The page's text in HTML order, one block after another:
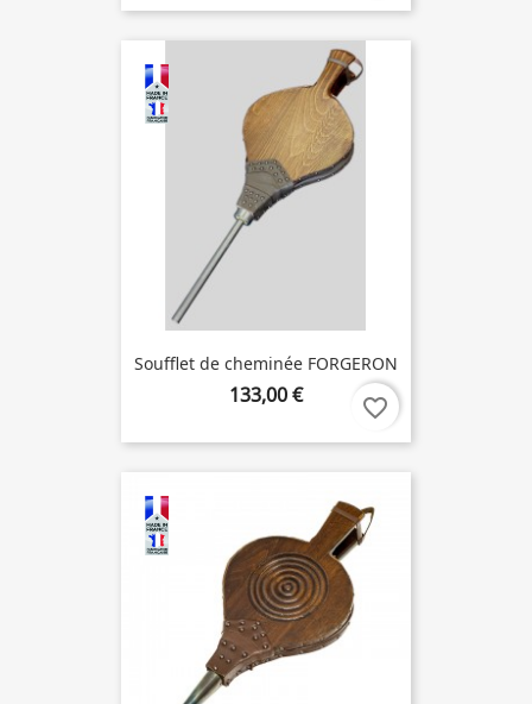
Soufflet de cheminée FORGERON
133,00 € favorite_border